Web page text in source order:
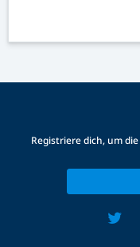
Registriere dich, um